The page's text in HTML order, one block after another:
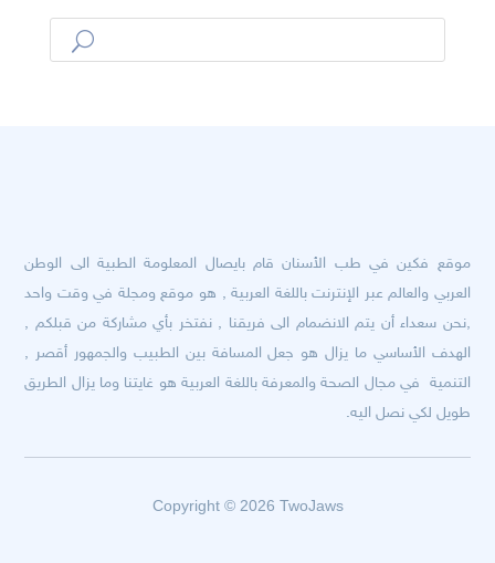
موقع فكين في طب الأسنان قام بايصال المعلومة الطبية الى الوطن
العربي والعالم عبر الإنترنت باللغة العربية , هو موقع ومجلة في وقت واحد
,نحن سعداء أن يتم الانضمام الى فريقنا , نفتخر بأي مشاركة من قبلكم ,
الهدف الأساسي ما يزال هو جعل المسافة بين الطبيب والجمهور أقصر ,
التنمية في مجال الصحة والمعرفة باللغة العربية هو غايتنا وما يزال الطريق
طويل لكي نصل اليه.
Copyright © 2026 TwoJaws